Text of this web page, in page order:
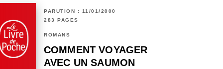
PARUTION : 11/01/2000
283 PAGES
ROMANS
COMMENT VOYAGER
AVEC UN SAUMON